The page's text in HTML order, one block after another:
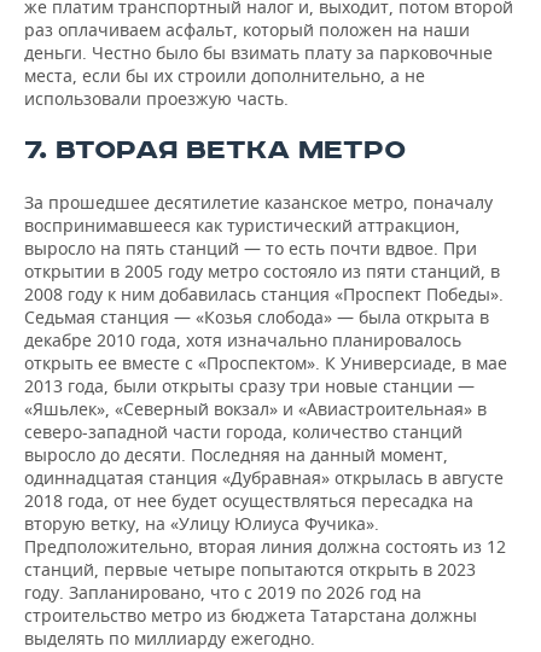
же платим транспортный налог и, выходит, потом второй
раз оплачиваем асфальт, который положен на наши
деньги. Честно было бы взимать плату за парковочные
места, если бы их строили дополнительно, а не
использовали проезжую часть.
7. ВТОРАЯ ВЕТКА МЕТРО
За прошедшее десятилетие казанское метро, поначалу
воспринимавшееся как туристический аттракцион,
выросло на пять станций — то есть почти вдвое. При
открытии в 2005 году метро состояло из пяти станций, в
2008 году к ним добавилась станция «Проспект Победы».
Седьмая станция — «Козья слобода» — была открыта в
декабре 2010 года, хотя изначально планировалось
открыть ее вместе с «Проспектом». К Универсиаде, в мае
2013 года, были открыты сразу три новые станции —
«Яшьлек», «Северный вокзал» и «Авиастроительная» в
северо-западной части города, количество станций
выросло до десяти. Последняя на данный момент,
одиннадцатая станция «Дубравная» открылась в августе
2018 года, от нее будет осуществляться пересадка на
вторую ветку, на «Улицу Юлиуса Фучика».
Предположительно, вторая линия должна состоять из 12
станций, первые четыре попытаются открыть в 2023
году. Запланировано, что с 2019 по 2026 год на
строительство метро из бюджета Татарстана должны
выделять по миллиарду ежегодно.